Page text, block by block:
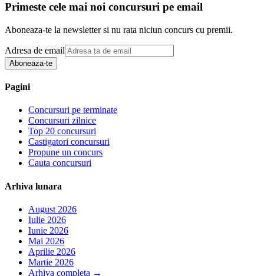
Primeste cele mai noi concursuri pe email
Aboneaza-te la newsletter si nu rata niciun concurs cu premii.
Adresa de email
Aboneaza-te
Pagini
Concursuri pe terminate
Concursuri zilnice
Top 20 concursuri
Castigatori concursuri
Propune un concurs
Cauta concursuri
Arhiva lunara
August 2026
Iulie 2026
Iunie 2026
Mai 2026
Aprilie 2026
Martie 2026
Arhiva completa →